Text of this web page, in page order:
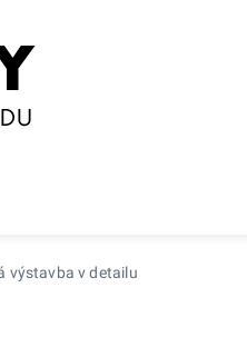
výstavba v detailu